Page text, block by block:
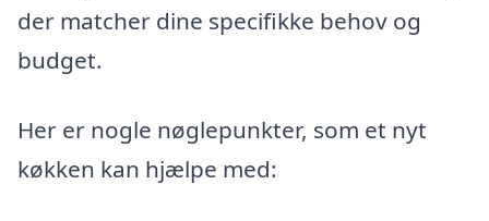
der matcher dine specifikke behov og
budget.
Her er nogle nøglepunkter, som et nyt
køkken kan hjælpe med: